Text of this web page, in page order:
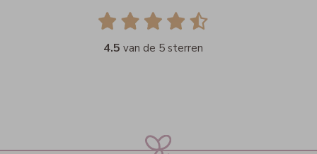
4.5 van de 5 sterren